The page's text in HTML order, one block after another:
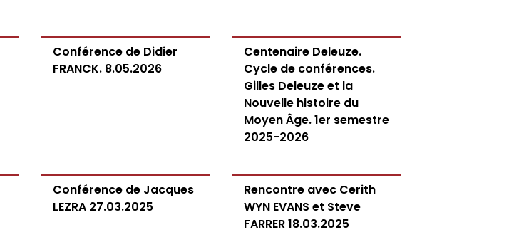
Conférence de Didier
FRANCK. 8.05.2026
Centenaire Deleuze.
Cycle de conférences.
Gilles Deleuze et la
Nouvelle histoire du
Moyen Âge. 1er semestre
2025-2026
Conférence de Jacques
LEZRA 27.03.2025
Rencontre avec Cerith
WYN EVANS et Steve
FARRER 18.03.2025